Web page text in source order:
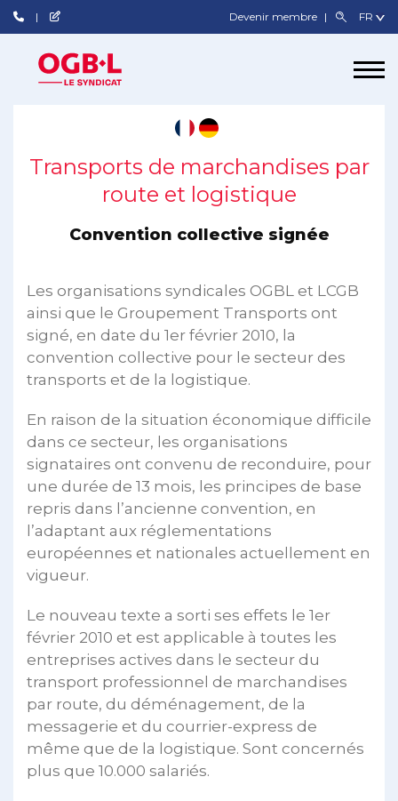
Devenir membre
Transports de marchandises par
route et logistique
Convention collective signée
Les organisations syndicales OGBL et LCGB
ainsi que le Groupement Transports ont
signé, en date du 1er février 2010, la
convention collective pour le secteur des
transports et de la logistique.
En raison de la situation économique difficile
dans ce secteur, les organisations
signataires ont convenu de reconduire, pour
une durée de 13 mois, les principes de base
repris dans l’ancienne convention, en
l’adaptant aux réglementations
européennes et nationales actuellement en
vigueur.
Le nouveau texte a sorti ses effets le 1er
février 2010 et est applicable à toutes les
entreprises actives dans le secteur du
transport professionnel de marchandises
par route, du déménagement, de la
messagerie et du courrier-express de
même que de la logistique. Sont concernés
plus que 10.000 salariés.